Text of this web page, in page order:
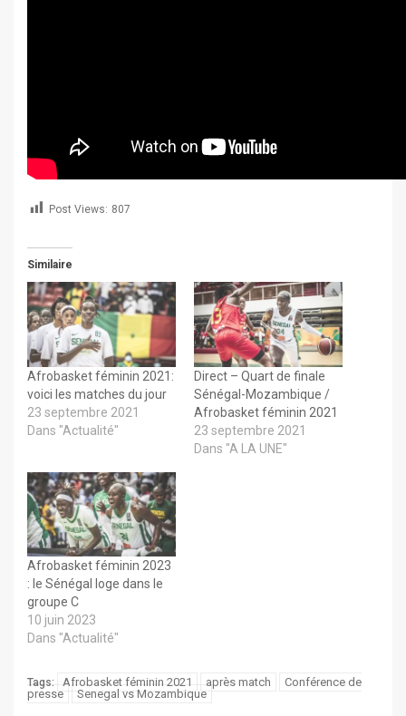
Post Views: 807
Similaire
Afrobasket féminin 2021:
voici les matches du jour
23 septembre 2021
Dans "Actualité"
Direct – Quart de finale
Sénégal-Mozambique /
Afrobasket féminin 2021
23 septembre 2021
Dans "A LA UNE"
Afrobasket féminin 2023
: le Sénégal loge dans le
groupe C
10 juin 2023
Dans "Actualité"
Tags: Afrobasket féminin 2021 après match
Conférence de
presse
Senegal vs Mozambique